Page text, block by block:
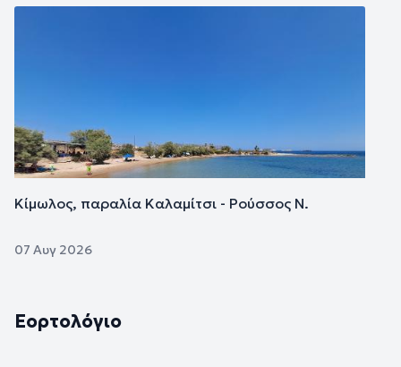
Κίμωλος, παραλία Καλαμίτσι - Ρούσσος Ν.
07 Αυγ 2026
Εορτολόγιο